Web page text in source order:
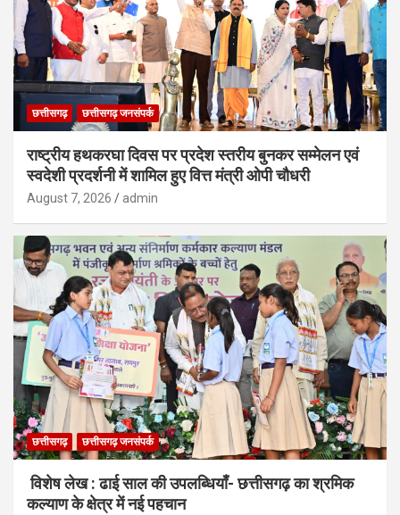
छत्तीसगढ़ छत्तीसगढ़ जनसंपर्क
राष्ट्रीय हथकरघा दिवस पर प्रदेश स्तरीय बुनकर सम्मेलन एवं
स्वदेशी प्रदर्शनी में शामिल हुए वित्त मंत्री ओपी चौधरी
August 7, 2026 admin
छत्तीसगढ़ छत्तीसगढ़ जनसंपर्क
विशेष लेख : ढाई साल की उपलब्धियाँ- छत्तीसगढ़ का श्रमिक
कल्याण के क्षेत्र में नई पहचान